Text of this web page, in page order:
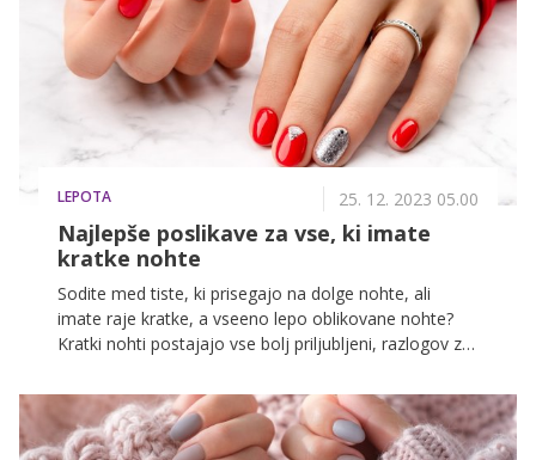
čaka v decembru, ko bo Kranjska Gora gostila enega
najbolj pričakovanih dogodkov zime. Ski Opening 2024
obljublja zimske užitke za vsakogar – čakata nas dva
dneva čiste zabave na dveh lokacijah – Kranjska Gora
in Planica.
LEPOTA 25. 12. 2023 05.00
Najlepše poslikave za vse, ki imate
kratke nohte
Sodite med tiste, ki prisegajo na dolge nohte, ali
imate raje kratke, a vseeno lepo oblikovane nohte?
Kratki nohti postajajo vse bolj priljubljeni, razlogov za
manikur, ki so videti odlično, še posebej na kratkih
nohtih.